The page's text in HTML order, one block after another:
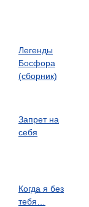
Легенды
Босфора
(сборник)
Запрет на
себя
Когда я без
тебя…